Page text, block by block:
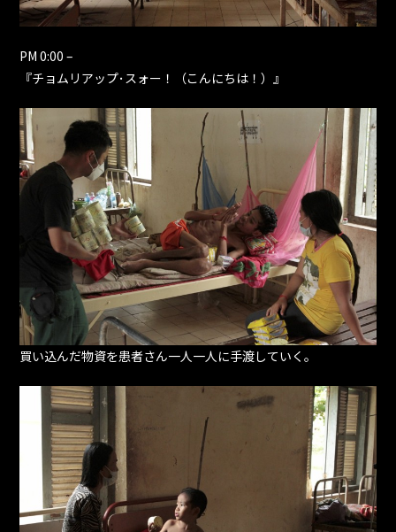
PM 0:00 –
『チョムリアップ･スォー！（こんにちは！）』
買い込んだ物資を患者さん一人一人に手渡していく。